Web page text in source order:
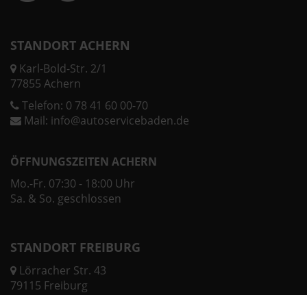
STANDORT ACHERN
Karl-Bold-Str. 2/1
77855 Achern
Telefon: 0 78 41 60 00-70
Mail: info@autoservicebaden.de
ÖFFNUNGSZEITEN ACHERN
Mo.-Fr. 07:30 - 18:00 Uhr
Sa. & So. geschlossen
STANDORT FREIBURG
Lörracher Str. 43
79115 Freiburg